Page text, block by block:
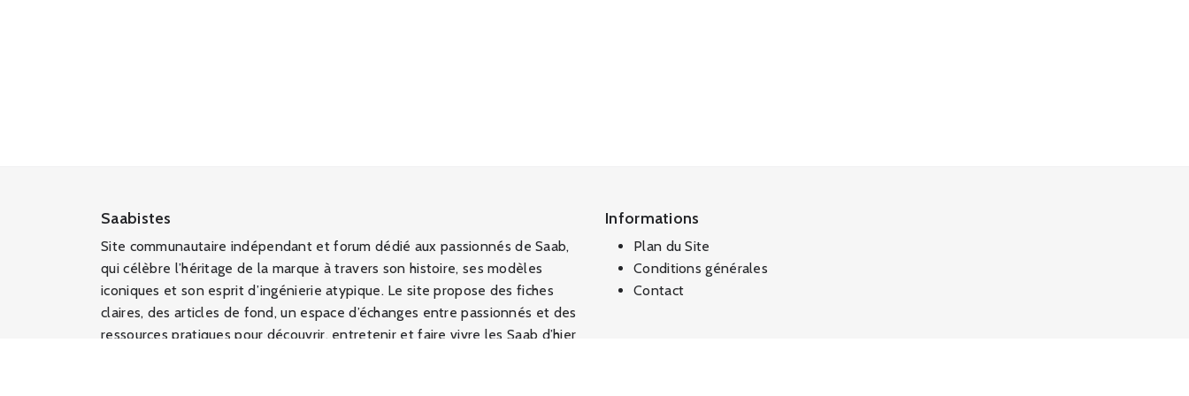
Saabistes
Site communautaire indépendant et forum dédié aux passionnés de Saab,
qui célèbre l’héritage de la marque à travers son histoire, ses modèles
iconiques et son esprit d’ingénierie atypique. Le site propose des fiches
claires, des articles de fond, un espace d’échanges entre passionnés et des
ressources pratiques pour découvrir, entretenir et faire vivre les Saab d’hier
Informations
Plan du Site
Conditions générales
Contact